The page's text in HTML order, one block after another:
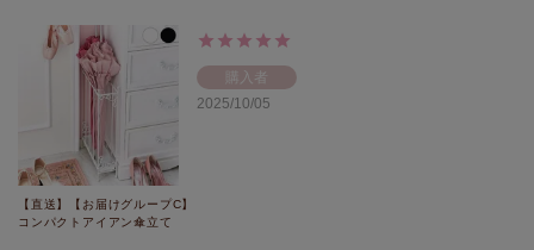
【直送】【お届けグループC】
コンパクトアイアン傘立て
購入者
2025/10/05